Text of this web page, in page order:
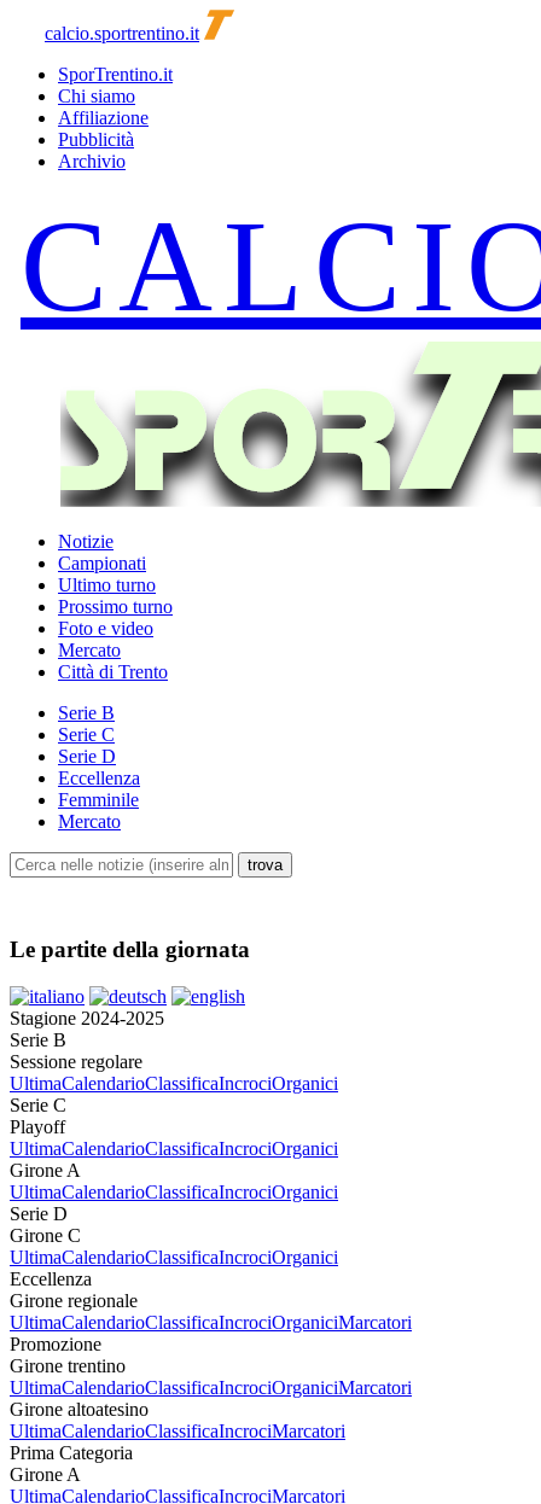
calcio.sportrentino.it
SporTrentino.it
Chi siamo
Affiliazione
Pubblicità
Archivio
Notizie
Campionati
Ultimo turno
Prossimo turno
Foto e video
Mercato
Città di Trento
Serie B
Serie C
Serie D
Eccellenza
Femminile
Mercato
Le partite della giornata
Stagione 2024-2025
Serie B
Sessione regolare
UltimaCalendarioClassificaIncrociOrganici
Serie C
Playoff
UltimaCalendarioClassificaIncrociOrganici
Girone A
UltimaCalendarioClassificaIncrociOrganici
Serie D
Girone C
UltimaCalendarioClassificaIncrociOrganici
Eccellenza
Girone regionale
UltimaCalendarioClassificaIncrociOrganiciMarcatori
Promozione
Girone trentino
UltimaCalendarioClassificaIncrociOrganiciMarcatori
Girone altoatesino
UltimaCalendarioClassificaIncrociMarcatori
Prima Categoria
Girone A
UltimaCalendarioClassificaIncrociMarcatori